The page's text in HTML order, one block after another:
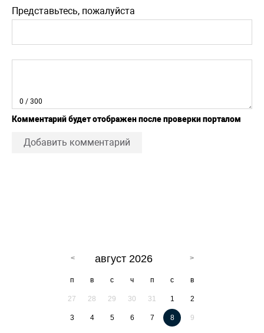
Представьтесь, пожалуйста
0 / 300
Комментарий будет отображен после проверки порталом
Добавить комментарий
август 2026
п в с ч п с в
27 28 29 30 31 1 2
3 4 5 6 7 8 9